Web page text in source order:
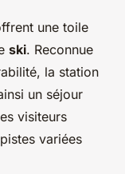
une toile
ski. Reconnue
la station
un séjour
visiteurs
variées